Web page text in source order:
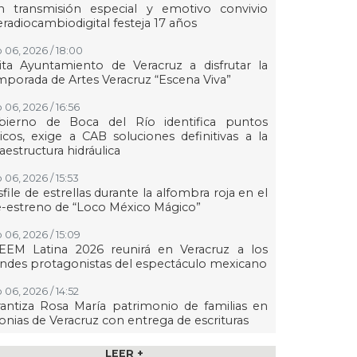
transmisión especial y emotivo convivio
festeja 17 años
06, 2026 / 18:00
Ayuntamiento de Veracruz a disfrutar la
de Artes Veracruz “Escena Viva”
06, 2026 / 16:56
de Boca del Río identifica puntos
exige a CAB soluciones definitivas a la
hidráulica
06, 2026 / 15:53
de estrellas durante la alfombra roja en el
estreno de “Loco México Mágico”
06, 2026 / 15:09
Latina 2026 reunirá en Veracruz a los
protagonistas del espectáculo mexicano
06, 2026 / 14:52
Rosa María patrimonio de familias en
de Veracruz con entrega de escrituras
06, 2026 / 14:45 LEER +